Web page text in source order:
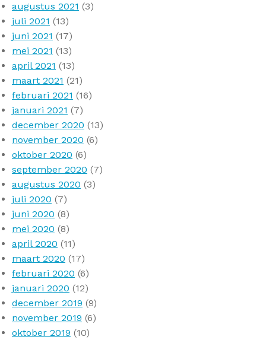
augustus 2021 (3)
juli 2021 (13)
juni 2021 (17)
mei 2021 (13)
april 2021 (13)
maart 2021 (21)
februari 2021 (16)
januari 2021 (7)
december 2020 (13)
november 2020 (6)
oktober 2020 (6)
september 2020 (7)
augustus 2020 (3)
juli 2020 (7)
juni 2020 (8)
mei 2020 (8)
april 2020 (11)
maart 2020 (17)
februari 2020 (6)
januari 2020 (12)
december 2019 (9)
november 2019 (6)
oktober 2019 (10)